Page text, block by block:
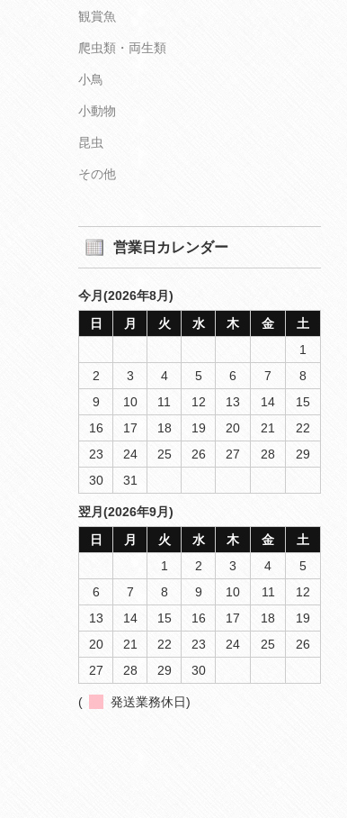
観賞魚
爬虫類・両生類
小鳥
小動物
昆虫
その他
営業日カレンダー
今月(2026年8月)
日
月 火 水 木 金
土
1
2
3 4 5 6 7
8
9
10 11 12 13 14
15
16
17 18 19 20 21
22
23
24 25 26 27 28
29
30
31
翌月(2026年9月)
日
月 火 水 木 金
土
1
2 3 4
5
6
7 8 9 10 11
12
13
14 15 16 17 18
19
20
21 22 23 24 25
26
27
28 29 30
( 発送業務休日)